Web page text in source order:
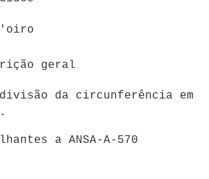
geral
da circunferência em
a ANSA-A-570